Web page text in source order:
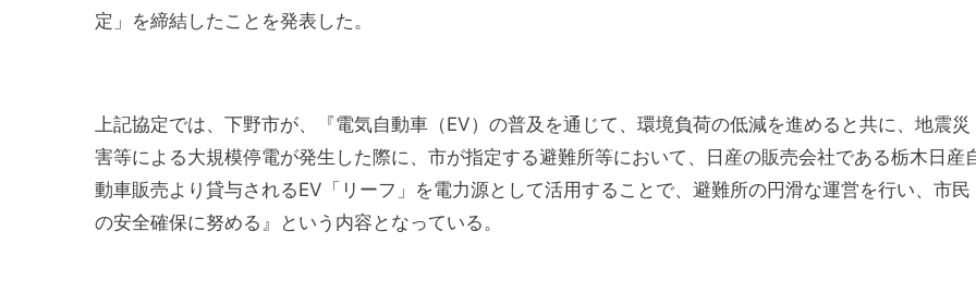
定」を締結したことを発表した。
上記協定では、下野市が、『電気自動車（EV）の普及を通じて、環境負荷の低減を進めると共に、地震災
害等による大規模停電が発生した際に、市が指定する避難所等において、日産の販売会社である栃木日産
動車販売より貸与されるEV「リーフ」を電力源として活用することで、避難所の円滑な運営を行い、市民
の安全確保に努める』という内容となっている。